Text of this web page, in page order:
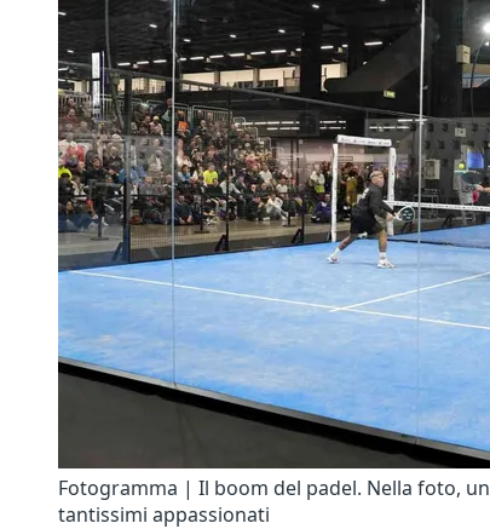
Fotogramma | Il boom del padel. Nella foto,
tantissimi appassionati